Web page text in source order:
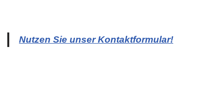
Nutzen Sie unser Kontaktformular!